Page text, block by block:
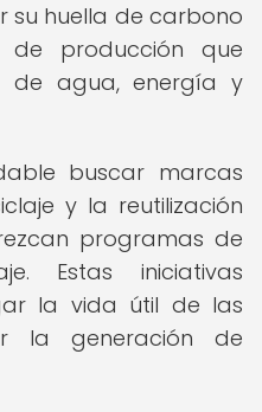
su huella de carbono
producción que
de agua, energía y
buscar marcas
y la reutilización
programas de
Estas iniciativas
la vida útil de las
la generación de